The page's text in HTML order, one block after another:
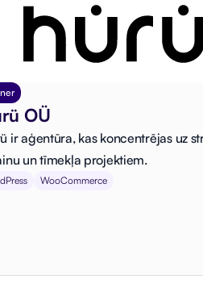
OÜ
ir aģentūra, kas koncentrējas uz
un tīmekļa projektiem.
WooCommerce